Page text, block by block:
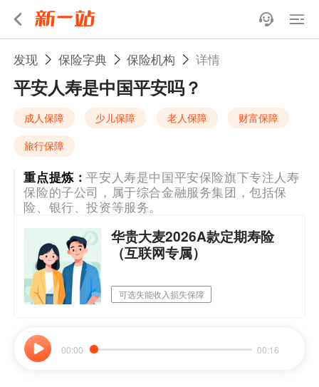
发现 保险字典 保险机构 详情
平安人寿是中国平安吗？
成人保障 少儿保障 老人保障
财富保障
旅行保障
重点提炼：平安人寿是中国平安保险旗下专注人寿
保险的子公司，属于综合金融服务集团，包括保
险、银行、投资等服务。
华贵大麦2026A款定期寿险
（互联网专属）
可选失能收入损失保障
00:00 00:16